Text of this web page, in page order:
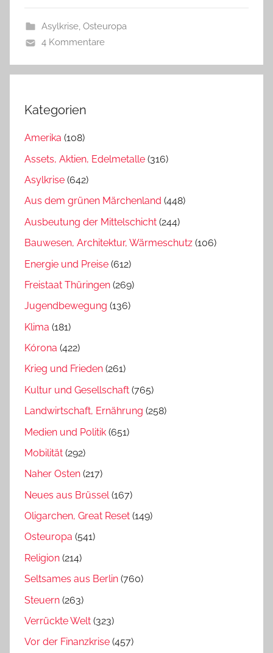
Asylkrise, Osteuropa
4 Kommentare
Kategorien
Amerika (108)
Assets, Aktien, Edelmetalle (316)
Asylkrise (642)
Aus dem grünen Märchenland (448)
Ausbeutung der Mittelschicht (244)
Bauwesen, Architektur, Wärmeschutz (106)
Energie und Preise (612)
Freistaat Thüringen (269)
Jugendbewegung (136)
Klima (181)
Kórona (422)
Krieg und Frieden (261)
Kultur und Gesellschaft (765)
Landwirtschaft, Ernährung (258)
Medien und Politik (651)
Mobilität (292)
Naher Osten (217)
Neues aus Brüssel (167)
Oligarchen, Great Reset (149)
Osteuropa (541)
Religion (214)
Seltsames aus Berlin (760)
Steuern (263)
Verrückte Welt (323)
Vor der Finanzkrise (457)